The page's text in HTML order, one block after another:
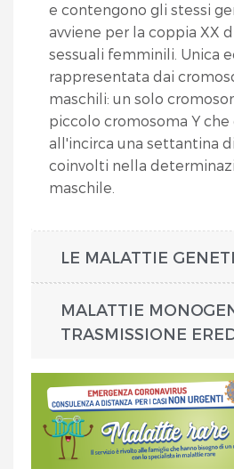
e contengono gli stessi
avviene per la coppia XX
sessuali femminili. Unica
rappresentata dai
maschili: un solo
piccolo cromosoma Y
all'incirca una settantina
coinvolti nella
maschile.
LE MALATTIE
MALATTIE
TRASMISSIONE